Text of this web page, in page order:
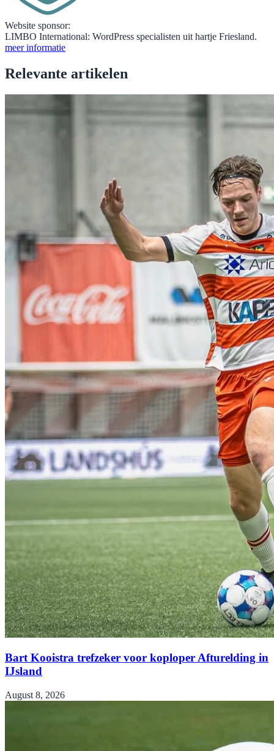
Website sponsor:
LIMBO International: WordPress specialisten uit hartje Friesland.
meer informatie
Relevante artikelen
Bart Kooistra trefzeker voor koploper Afturelding in
IJsland
August 8, 2026